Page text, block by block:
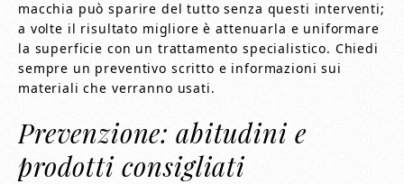
macchia può sparire del tutto senza questi interventi;
a volte il risultato migliore è attenuarla e uniformare
la superficie con un trattamento specialistico. Chiedi
sempre un preventivo scritto e informazioni sui
materiali che verranno usati.
Prevenzione: abitudini e
prodotti consigliati